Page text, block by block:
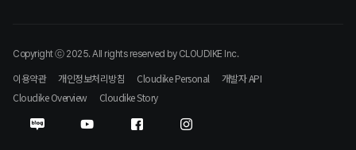
Copyright ⓒ 2025. All rights reserved by CLOUDIKE Inc.
이용약관 개인정보처리방침 Cloudike Personal
개발자 API
Cloudike Overview
Cloudike Story